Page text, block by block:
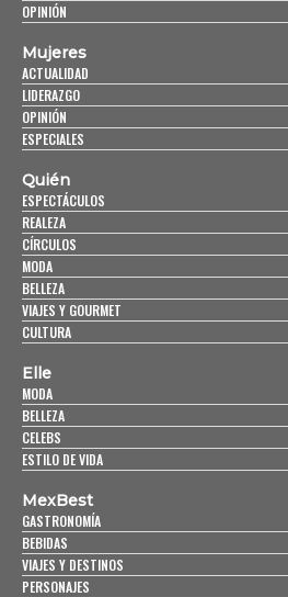
OPINIÓN
Mujeres
ACTUALIDAD
LIDERAZGO
OPINIÓN
ESPECIALES
Quién
ESPECTÁCULOS
REALEZA
CÍRCULOS
MODA
BELLEZA
VIAJES Y GOURMET
CULTURA
Elle
MODA
BELLEZA
CELEBS
ESTILO DE VIDA
MexBest
GASTRONOMÍA
BEBIDAS
VIAJES Y DESTINOS
PERSONAJES